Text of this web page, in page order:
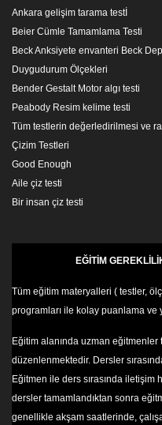
Ankara gelişim tarama testİ
Beier Cümle Tamamlama Testi
Beck Anksiyete envanteri Beck
Duygudurum Ölçekleri
Bender Gestalt Motor algı testi
Peabody Resim kelime testi
Tüm testlerin değerledirilmesi ve
Çizim Testleri
Good Enough
Aile çiz testi
Bir insan çiz testi
EĞİTİM
Tüm eğitim materyalleri ( testler,
programları ile kolay puanlama ve
Eğitim alanında uzman
düzenlenmektedir. Dersler
Eğitmen ile ders sırasında
dersler tamamlandıktan sonra
genellikle akşam saatlerinde,